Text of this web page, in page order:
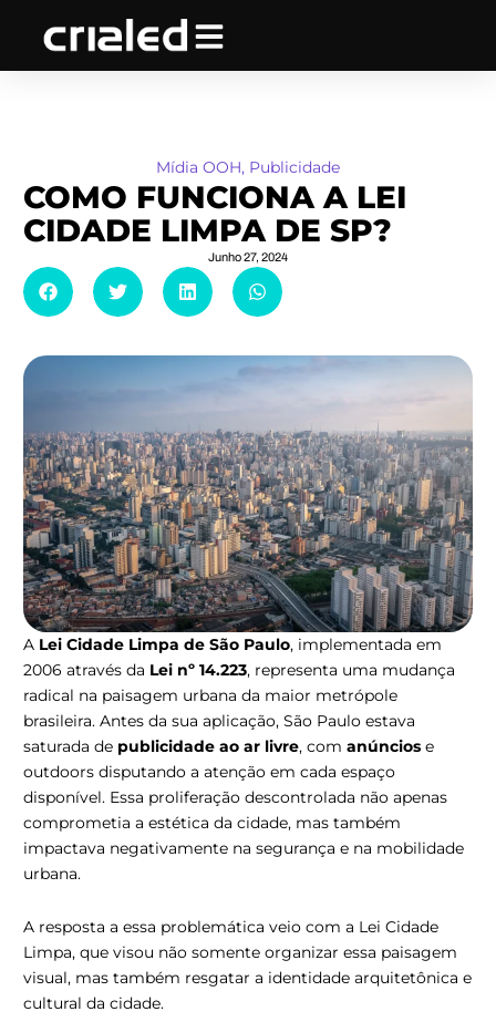
Mídia OOH, Publicidade
COMO FUNCIONA A LEI
CIDADE LIMPA DE SP?
Junho 27, 2024
A Lei Cidade Limpa de São Paulo, implementada em
2006 através da Lei nº 14.223, representa uma mudança
radical na paisagem urbana da maior metrópole
brasileira. Antes da sua aplicação, São Paulo estava
saturada de publicidade ao ar livre, com anúncios e
outdoors disputando a atenção em cada espaço
disponível. Essa proliferação descontrolada não apenas
comprometia a estética da cidade, mas também
impactava negativamente na segurança e na mobilidade
urbana.
A resposta a essa problemática veio com a Lei Cidade
Limpa, que visou não somente organizar essa paisagem
visual, mas também resgatar a identidade arquitetônica e
cultural da cidade.